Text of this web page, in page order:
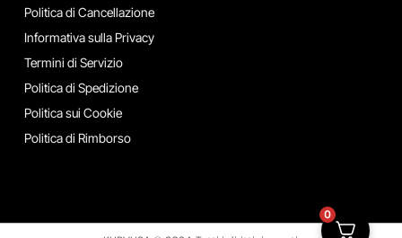
Politica di Cancellazione
Informativa sulla Privacy
Termini di Servizio
Politica di Spedizione
Politica sui Cookie
Politica di Rimborso
0